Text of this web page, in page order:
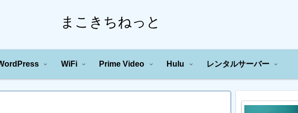
まこきちねっと
WiFi Prime Video Hulu レンタルサーバー